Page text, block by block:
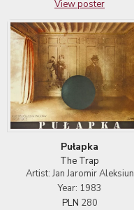
View poster
Pułapka
The Trap
Artist: Jan Jaromir Aleksiun
Year: 1983
PLN 280